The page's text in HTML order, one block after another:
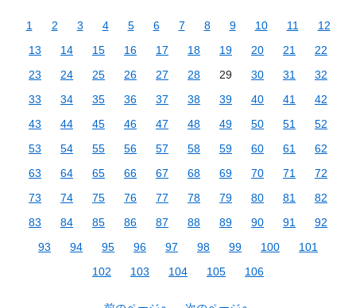
1 2 3 4 5 6 7 8 9 10 11
12
13
14 15 16 17 18 19 20 21
22
23
24 25 26 27 28 29 30 31
32
33
34 35 36 37 38 39 40 41
42
43
44 45 46 47 48 49 50 51
52
53
54 55 56 57 58 59 60 61
62
63
64 65 66 67 68 69 70 71
72
73
74 75 76 77 78 79 80 81
82
83
84 85 86 87 88 89 90 91
92
93
94 95 96 97 98 99 100
101
102
103 104 105 106